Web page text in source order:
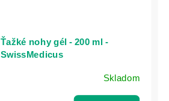
Ťažké nohy gél - 200 ml -
SwissMedicus
Skladom